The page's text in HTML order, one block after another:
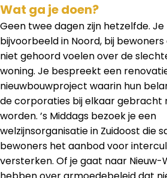
Wat ga je doen?
Geen twee dagen zijn hetzelfde.
bijvoorbeeld in Noord, bij
niet gehoord voelen over de
woning. Je bespreekt een
nieuwbouwproject waarin hun
de corporaties bij elkaar gebracht
worden. ’s Middags bezoek je een
welzijnsorganisatie in Zuidoost die
bewoners het aanbod voor
versterken. Of je gaat naar